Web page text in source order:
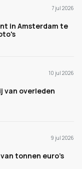
7 jul 2026
in Amsterdam te
10 jul 2026
van overleden
9 jul 2026
tonnen euro's